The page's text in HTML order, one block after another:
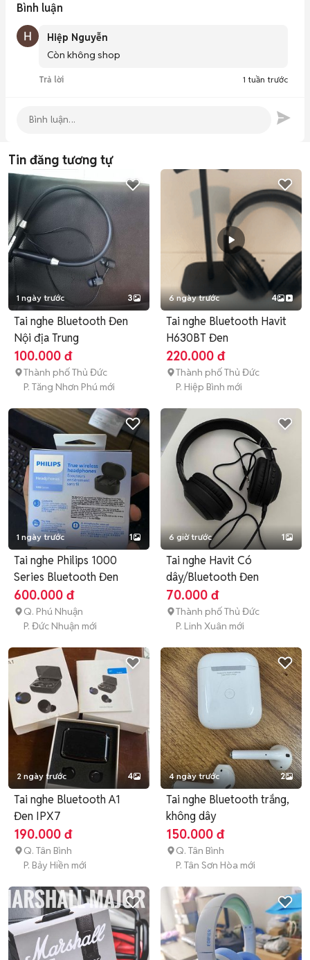
Bình luận
Hiệp Nguyễn
Còn không shop
Trả lời 1 tuần trước
Tin đăng tương tự
1 ngày trước 3
Tai nghe Bluetooth Đen
Nội địa Trung
100.000 đ
Thành phố Thủ Đức
P. Tăng Nhơn Phú mới
6 ngày trước 4
Tai nghe Bluetooth Havit
H630BT Đen
220.000 đ
Thành phố Thủ Đức
P. Hiệp Bình mới
1 ngày trước 1
Tai nghe Philips 1000
Series Bluetooth Đen
600.000 đ
Q. Phú Nhuận
P. Đức Nhuận mới
6 giờ trước 1
Tai nghe Havit Có
dây/Bluetooth Đen
70.000 đ
Thành phố Thủ Đức
P. Linh Xuân mới
2 ngày trước 4
Tai nghe Bluetooth A1
Đen IPX7
190.000 đ
Q. Tân Bình
P. Bảy Hiền mới
4 ngày trước 2
Tai nghe Bluetooth trắng,
không dây
150.000 đ
Q. Tân Bình
P. Tân Sơn Hòa mới